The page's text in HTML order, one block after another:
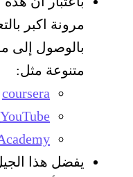
مرونة اكبر
بالوصول إلى
متنوعة مثل:
coursera
YouTube
يفضل هذا